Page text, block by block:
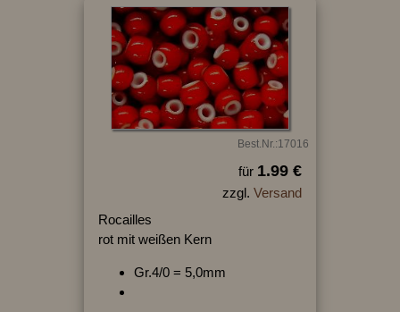
Best.Nr.:17016
für 1.99 €
zzgl. Versand
Rocailles
rot mit weißen Kern
Gr.4/0 = 5,0mm